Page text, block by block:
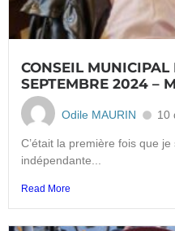
CONSEIL MUNICIPAL
SEPTEMBRE 2024 –
Odile MAURIN 10
C’était la première fois que
indépendante...
Read More